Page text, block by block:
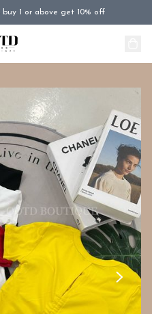
1 or above get 10% off